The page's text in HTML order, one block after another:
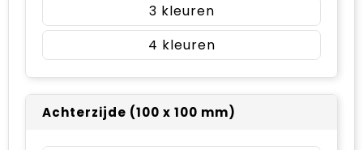
3
4
Achterzijde (100 x 100 mm)